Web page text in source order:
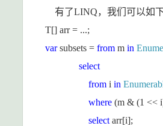
有了LINQ，我们可以如
T[] arr = ...;
varsubsets = from m in
select
from i in
where (m & (1 <<
select arr[i];